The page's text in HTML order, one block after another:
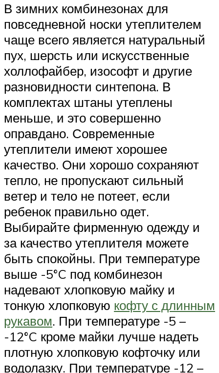
В зимних комбинезонах для
повседневной носки утеплителем
чаще всего является натуральный
пух, шерсть или искусственные
холлофайбер, изософт и другие
разновидности синтепона. В
комплектах штаны утеплены
меньше, и это совершенно
оправдано. Современные
утеплители имеют хорошее
качество. Они хорошо сохраняют
тепло, не пропускают сильный
ветер и тело не потеет, если
ребенок правильно одет.
Выбирайте фирменную одежду и
за качество утеплителя можете
быть спокойны. При температуре
выше -5°C под комбинезон
надевают хлопковую майку и
тонкую хлопковую кофту с длинным
рукавом. При температуре -5 –
-12°C кроме майки лучше надеть
плотную хлопковую кофточку или
водолазку. При температуре -12 –